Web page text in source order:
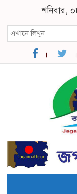
শনিবার,